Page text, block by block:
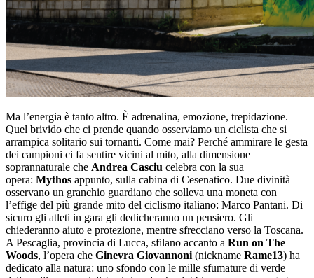
Ma l’energia è tanto altro. È adrenalina, emozione, trepidazione.
Quel brivido che ci prende quando osserviamo un ciclista che si
arrampica solitario sui tornanti. Come mai? Perché ammirare le gesta
dei campioni ci fa sentire vicini al mito, alla dimensione
soprannaturale che Andrea Casciu celebra con la sua
opera: Mythos appunto, sulla cabina di Cesenatico. Due divinità
osservano un granchio guardiano che solleva una moneta con
l’effige del più grande mito del ciclismo italiano: Marco Pantani. Di
sicuro gli atleti in gara gli dedicheranno un pensiero. Gli
chiederanno aiuto e protezione, mentre sfrecciano verso la Toscana.
A Pescaglia, provincia di Lucca, sfilano accanto a Run on The
Woods, l’opera che Ginevra Giovannoni (nickname Rame13) ha
dedicato alla natura: uno sfondo con le mille sfumature di verde